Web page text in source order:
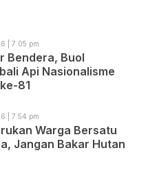
| 7:05 pm
Bendera, Buol
Api Nasionalisme
81
| 7:54 pm
Warga Bersatu
Jangan Bakar Hutan